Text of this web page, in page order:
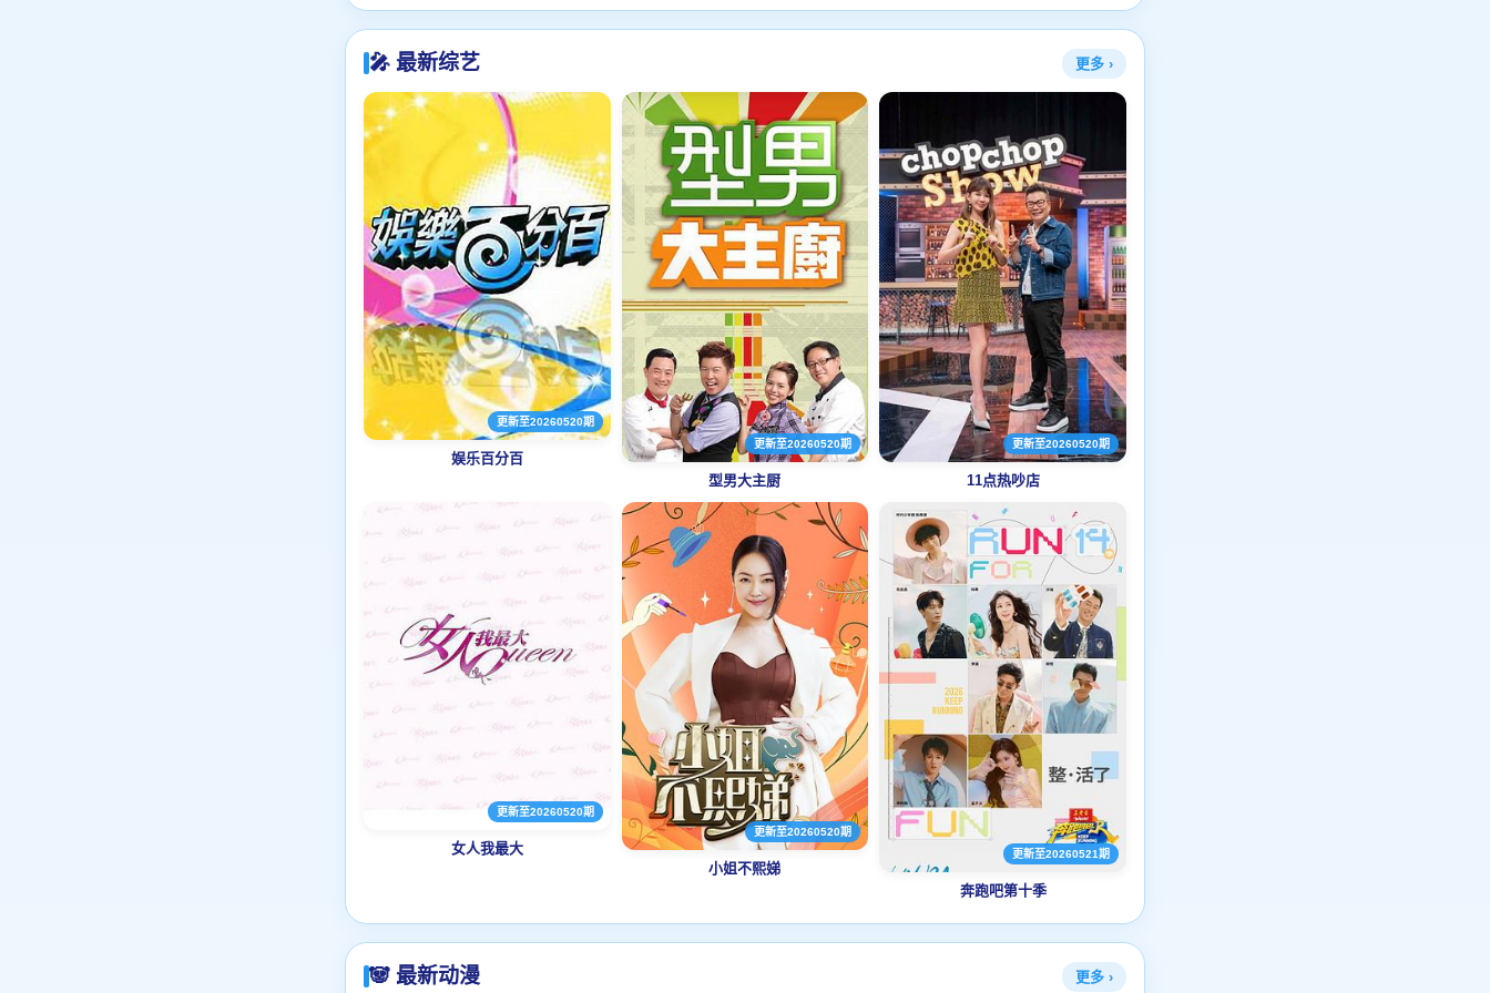
🎤 最新综艺 更多 ›
更新至20260520期
娱乐百分百
更新至20260520期
型男大主厨
更新至20260520期
11点热吵店
更新至20260520期
女人我最大
更新至20260520期
小姐不熙娣
更新至20260521期
奔跑吧第十季
🐼 最新动漫 更多 ›